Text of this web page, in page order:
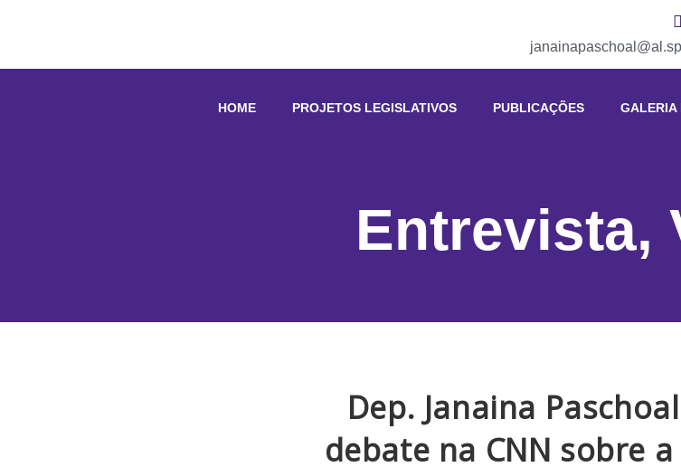
HOME PROJETOS LEGISLATIVOS PUBLICAÇÕES GALERIA
Entrevista,
Dep. Janaina
debate na CNN sobre